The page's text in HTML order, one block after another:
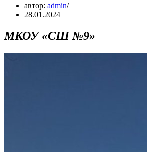
автор: admin
28.01.2024
МКОУ «СШ №9»